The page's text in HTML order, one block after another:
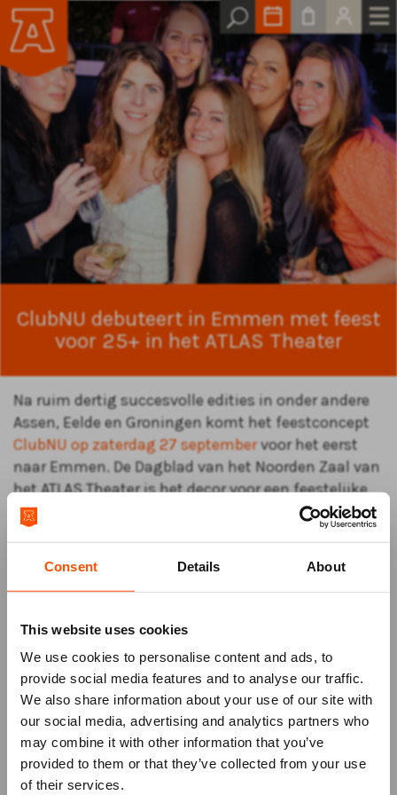
Consent Details About
This website uses cookies
We use cookies to personalise content and ads, to
provide social media features and to analyse our traffic.
We also share information about your use of our site with
our social media, advertising and analytics partners who
may combine it with other information that you’ve
provided to them or that they’ve collected from your use
of their services.
ClubNU debuteert in Emmen met feest
voor 25+ in het ATLAS Theater
Na ruim dertig succesvolle edities in onder andere
Assen, Eelde en Groningen komt het feestconcept
ClubNU op zaterdag 27 septembervoor het eerst
naar Emmen. De Dagblad van het Noorden Zaal van
het ATLAS Theater is het decor voor een feestelijke
avond gericht op bezoekers van 25 jaar en ouder,
met een mix van R&B-classics, dansbare house en
omgebouwd: de tribune wordt ingeschoven en
maakt plaats voor een ruime dansvloer. Licht,
geluid en showelementen zorgen voor een
energieke clubsfeer waarin bezoekers volop kunnen
dansen, beleven en verbinden.
ClubNU staat bekend om zijn stijlvolle en
dynamische avonden waarbij sfeer en herkenning
Mis niks